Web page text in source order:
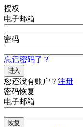
授权
电子邮箱
密码
忘记密码了？
进入
您还没有账户？ 注册
密码恢复
电子邮箱
恢复